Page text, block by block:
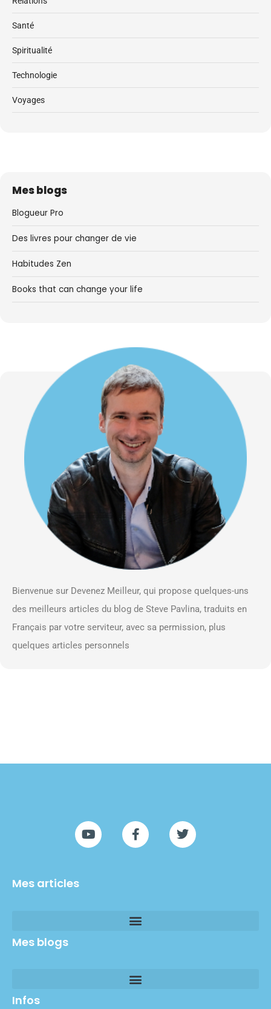
Santé
Spiritualité
Technologie
Voyages
Mes blogs
Blogueur Pro
Des livres pour changer de vie
Habitudes Zen
Books that can change your life
Bienvenue sur Devenez Meilleur, qui propose quelques-uns
des meilleurs articles du blog de Steve Pavlina, traduits en
Français par votre serviteur, avec sa permission, plus
quelques articles personnels
Mes articles
Mes blogs
Infos